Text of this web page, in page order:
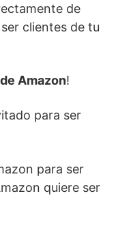
de
clientes de tu
Amazon!
para ser
para ser
quiere ser